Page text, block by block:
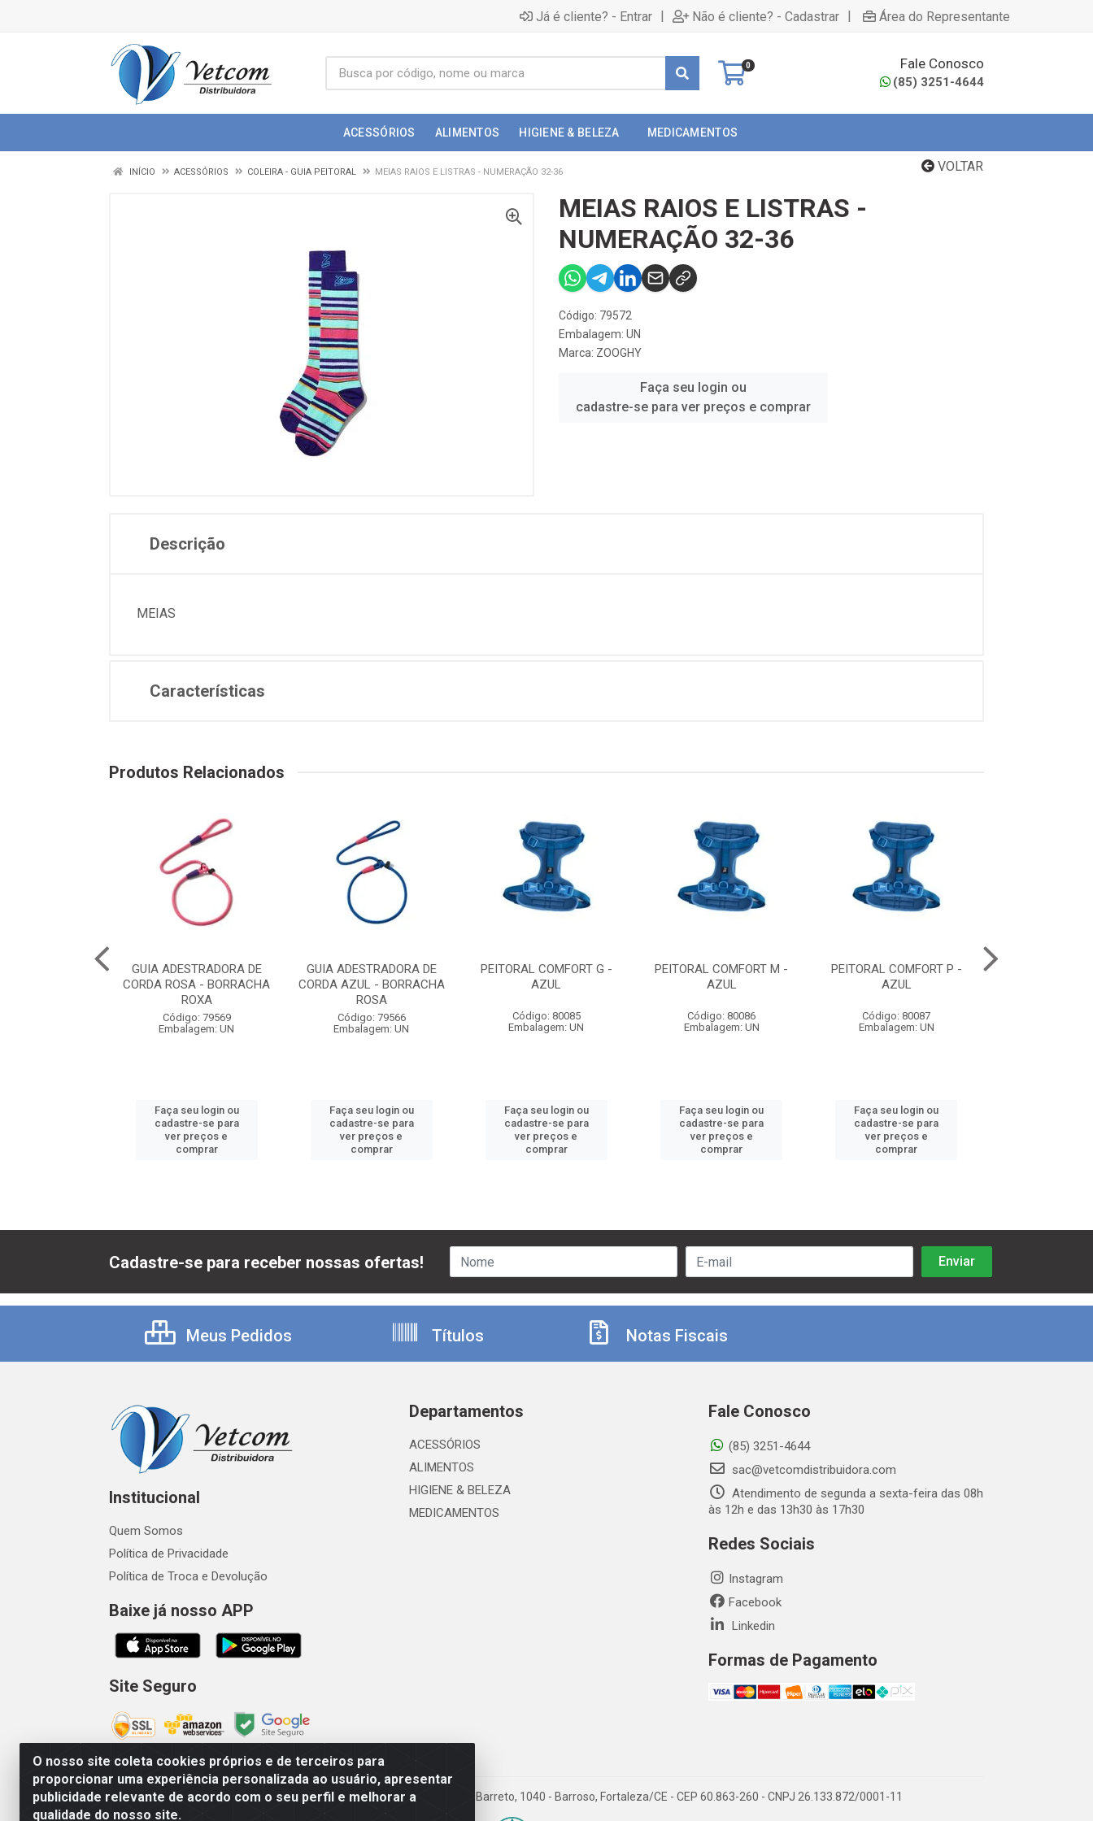
Já é cliente? - Entrar | Não é cliente? - Cadastrar | Área do Representante
0 Fale Conosco
(85) 3251-4644
ACESSÓRIOS ALIMENTOS HIGIENE & BELEZA MEDICAMENTOS
VOLTAR
INÍCIO ACESSÓRIOS COLEIRA - GUIA PEITORAL MEIAS RAIOS E LISTRAS - NUMERAÇÃO 32-36
MEIAS RAIOS E LISTRAS -
NUMERAÇÃO 32-36
Código: 79572
Embalagem: UN
Marca: ZOOGHY
Faça seu login ou
cadastre-se para ver preços e comprar
Descrição
MEIAS
Características
Produtos Relacionados
GUIA ADESTRADORA DE
CORDA ROSA - BORRACHA
ROXA
Código: 79569
Embalagem: UN
Faça seu login ou
cadastre-se para
ver preços e
comprar
GUIA ADESTRADORA DE
CORDA AZUL - BORRACHA
ROSA
Código: 79566
Embalagem: UN
Faça seu login ou
cadastre-se para
ver preços e
comprar
PEITORAL COMFORT G -
AZUL
Código: 80085
Embalagem: UN
Faça seu login ou
cadastre-se para
ver preços e
comprar
PEITORAL COMFORT M -
AZUL
Código: 80086
Embalagem: UN
Faça seu login ou
cadastre-se para
ver preços e
comprar
PEITORAL COMFORT P -
AZUL
Código: 80087
Embalagem: UN
Faça seu login ou
cadastre-se para
ver preços e
comprar
O nosso site coleta cookies próprios e de terceiros para
proporcionar uma experiência personalizada ao usuário, apresentar
publicidade relevante de acordo com o seu perfil e melhorar a
qualidade do nosso site.
Cadastre-se para receber nossas ofertas!
Meus Pedidos Títulos Notas Fiscais
Institucional
Quem Somos
Política de Privacidade
Política de Troca e Devolução
Baixe já nosso APP
Site Seguro
Departamentos
ACESSÓRIOS
ALIMENTOS
HIGIENE & BELEZA
MEDICAMENTOS
Fale Conosco
(85) 3251-4644
sac@vetcomdistribuidora.com
Atendimento de segunda a sexta-feira das 08h
às 12h e das 13h30 às 17h30
Redes Sociais
Instagram
Facebook
Linkedin
Formas de Pagamento
Vetcom Distribuidora de Rações LTDA - Rua Maximiano Barreto, 1040 - Barroso, Fortaleza/CE - CEP 60.863-260 - CNPJ 26.133.872/0001-11